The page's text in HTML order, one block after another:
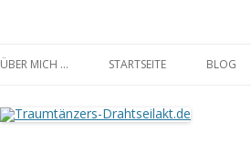
ÜBER MICH … STARTSEITE BLOG